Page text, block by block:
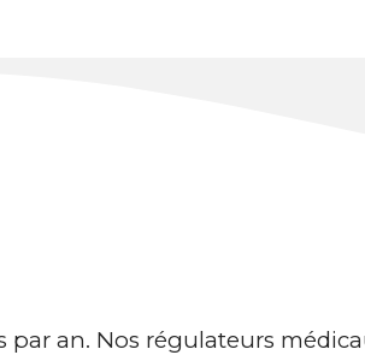
an. Nos régulateurs